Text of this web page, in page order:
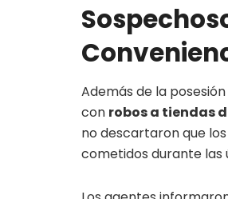
Además de la
con robos a tiendas
no descartaron que
cometidos durante las